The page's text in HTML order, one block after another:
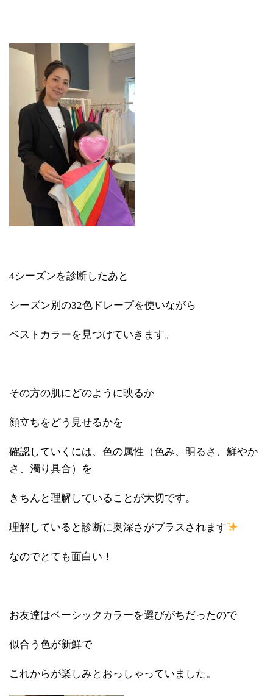
4シーズンを診断したあと
シーズン別の32色ドレープを使いながら
ベストカラーを見つけていきます。
その方の肌にどのように映るか
顔立ちをどう見せるかを
確認していくには、色の属性（色み、明るさ、鮮やか
さ、濁り具合）を
きちんと理解していることが大切です。
理解していると診断に奥深さがプラスされます
なのでとても面白い！
お友達はベーシックカラーを選びがちだったので
似合う色が新鮮で
これからが楽しみとおっしゃっていました。